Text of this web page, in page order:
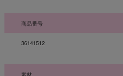
商品番号
36141512
素材